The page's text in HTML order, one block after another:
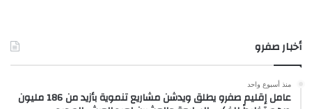
أخبار صفرو
منذ أسبوع واحد
عامل إقليم صفرو يطلق ويدشن مشاريع تنموية بأزيد من 186 مليون